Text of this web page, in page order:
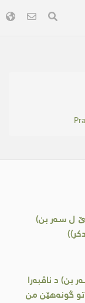
ل سه‌ر بن)
د ناڤبه‌را
گونه‌هێن من